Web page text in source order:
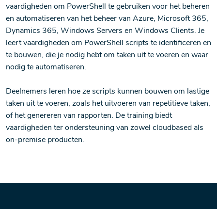
vaardigheden om PowerShell te gebruiken voor het beheren
en automatiseren van het beheer van Azure, Microsoft 365,
Dynamics 365, Windows Servers en Windows Clients. Je
leert vaardigheden om PowerShell scripts te identificeren en
te bouwen, die je nodig hebt om taken uit te voeren en waar
nodig te automatiseren.
Deelnemers leren hoe ze scripts kunnen bouwen om lastige
taken uit te voeren, zoals het uitvoeren van repetitieve taken,
of het genereren van rapporten. De training biedt
vaardigheden ter ondersteuning van zowel cloudbased als
on-premise producten.